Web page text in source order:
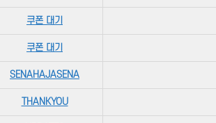
쿠폰 대기
쿠폰 대기
SENAHAJASENA
THANKYOU